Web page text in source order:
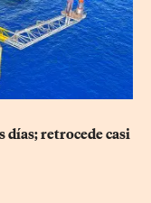
días; retrocede casi